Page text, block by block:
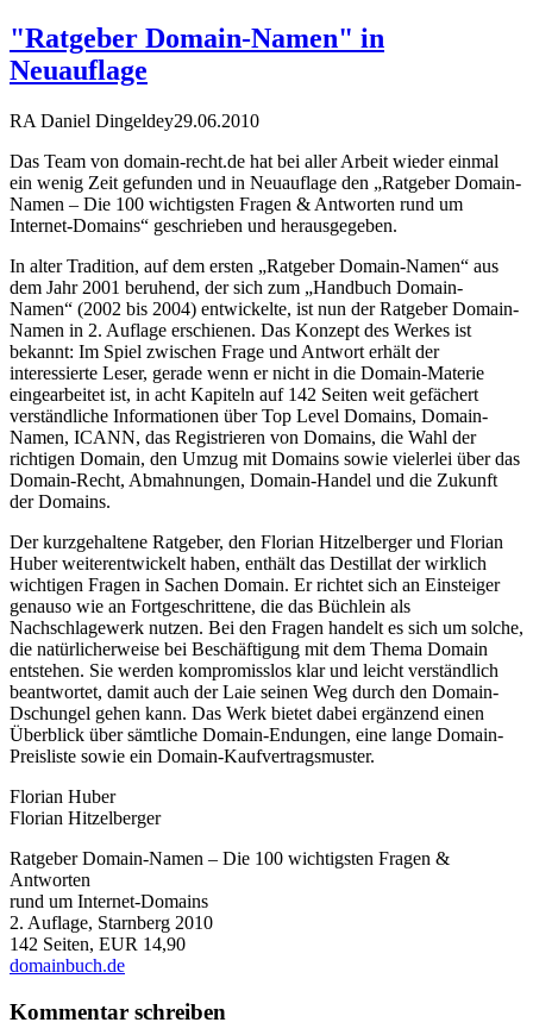
"Ratgeber Domain-Namen" in
Neuauflage
RA Daniel Dingeldey29.06.2010
Das Team von domain-recht.de hat bei aller Arbeit wieder einmal
ein wenig Zeit gefunden und in Neuauflage den „Ratgeber Domain-
Namen – Die 100 wichtigsten Fragen & Antworten rund um
Internet-Domains“ geschrieben und herausgegeben.
In alter Tradition, auf dem ersten „Ratgeber Domain-Namen“ aus
dem Jahr 2001 beruhend, der sich zum „Handbuch Domain-
Namen“ (2002 bis 2004) entwickelte, ist nun der Ratgeber Domain-
Namen in 2. Auflage erschienen. Das Konzept des Werkes ist
bekannt: Im Spiel zwischen Frage und Antwort erhält der
interessierte Leser, gerade wenn er nicht in die Domain-Materie
eingearbeitet ist, in acht Kapiteln auf 142 Seiten weit gefächert
verständliche Informationen über Top Level Domains, Domain-
Namen, ICANN, das Registrieren von Domains, die Wahl der
richtigen Domain, den Umzug mit Domains sowie vielerlei über das
Domain-Recht, Abmahnungen, Domain-Handel und die Zukunft
der Domains.
Der kurzgehaltene Ratgeber, den Florian Hitzelberger und Florian
Huber weiterentwickelt haben, enthält das Destillat der wirklich
wichtigen Fragen in Sachen Domain. Er richtet sich an Einsteiger
genauso wie an Fortgeschrittene, die das Büchlein als
Nachschlagewerk nutzen. Bei den Fragen handelt es sich um solche,
die natürlicherweise bei Beschäftigung mit dem Thema Domain
entstehen. Sie werden kompromisslos klar und leicht verständlich
beantwortet, damit auch der Laie seinen Weg durch den Domain-
Dschungel gehen kann. Das Werk bietet dabei ergänzend einen
Überblick über sämtliche Domain-Endungen, eine lange Domain-
Preisliste sowie ein Domain-Kaufvertragsmuster.
Florian Huber
Florian Hitzelberger
Ratgeber Domain-Namen – Die 100 wichtigsten Fragen &
Antworten
rund um Internet-Domains
2. Auflage, Starnberg 2010
142 Seiten, EUR 14,90
domainbuch.de
Kommentar schreiben